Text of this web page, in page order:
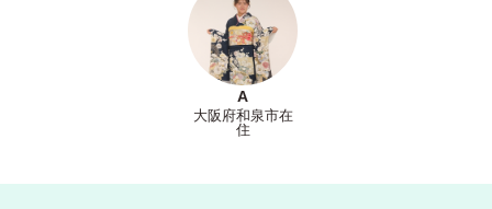
A
大阪府和泉市在
住